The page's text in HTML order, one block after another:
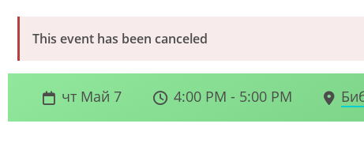
This event has been canceled
чт Май 7 4:00 PM - 5:00 PM